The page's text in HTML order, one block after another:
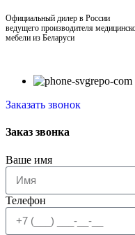
Официальный дилер в России
ведущего производителя
мебели из Беларуси
Заказать звонок
Заказ звонка
Ваше имя
Телефон